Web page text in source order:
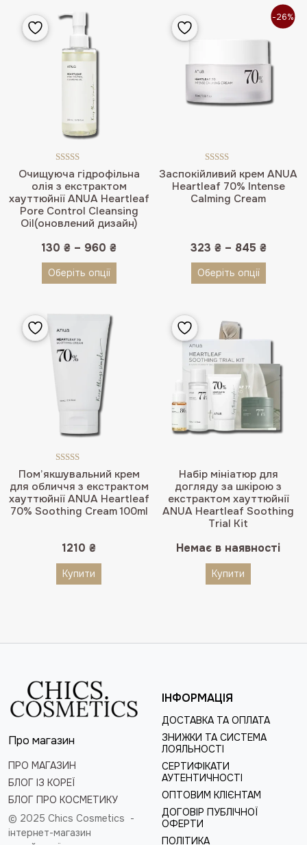
Очищуюча гідрофільна
олія з екстрактом
хауттюйнії ANUA Heartleaf
Pore Control Cleansing
Oil(оновлений дизайн)
Оцінено в
5.00з 5
130 ₴ – 960 ₴
Оберіть опції
-26%
Заспокійливий крем ANUA
Heartleaf 70% Intense
Calming Cream
Оцінено в
5.00з 5
323 ₴– 845 ₴
Оберіть опції
Пом’якшувальний крем
для обличчя з екстрактом
хауттюйнії ANUA Heartleaf
70% Soothing Cream 100ml
Оцінено в
5.00з 5
1210 ₴
Купити
Набір мініатюр для
догляду за шкірою з
екстрактом хауттюйнії
ANUA Heartleaf Soothing
Trial Kit
Немає в наявності
Купити
Про магазин
ПРО МАГАЗИН
БЛОГ ІЗ КОРЕЇ
БЛОГ ПРО КОСМЕТИКУ
© 2025 Chics Cosmetics -
інтернет-магазин
ІНФОРМАЦІЯ
ДОСТАВКА ТА ОПЛАТА
ЗНИЖКИ ТА СИСТЕМА
ЛОЯЛЬНОСТІ
СЕРТИФІКАТИ
АУТЕНТИЧНОСТІ
ОПТОВИМ КЛІЄНТАМ
ДОГОВІР ПУБЛІЧНОЇ
ОФЕРТИ
ПОЛІТИКА